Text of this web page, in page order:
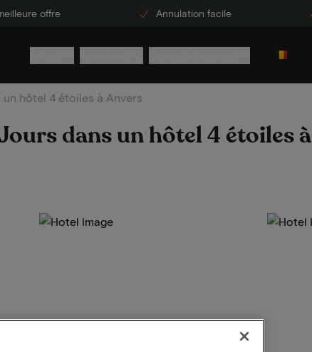
offre Annulation facile
hôtel 4 étoiles à Anvers
dans un hôtel 4 étoiles à